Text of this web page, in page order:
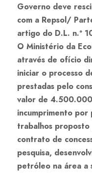
Governo deve
com a Repsol/
artigo do D.L. n.º
O Ministério da
através de ofício
iniciar o processo
prestadas pelo
valor de
incumprimento
trabalhos proposto
contrato de
pesquisa,
petróleo na área a